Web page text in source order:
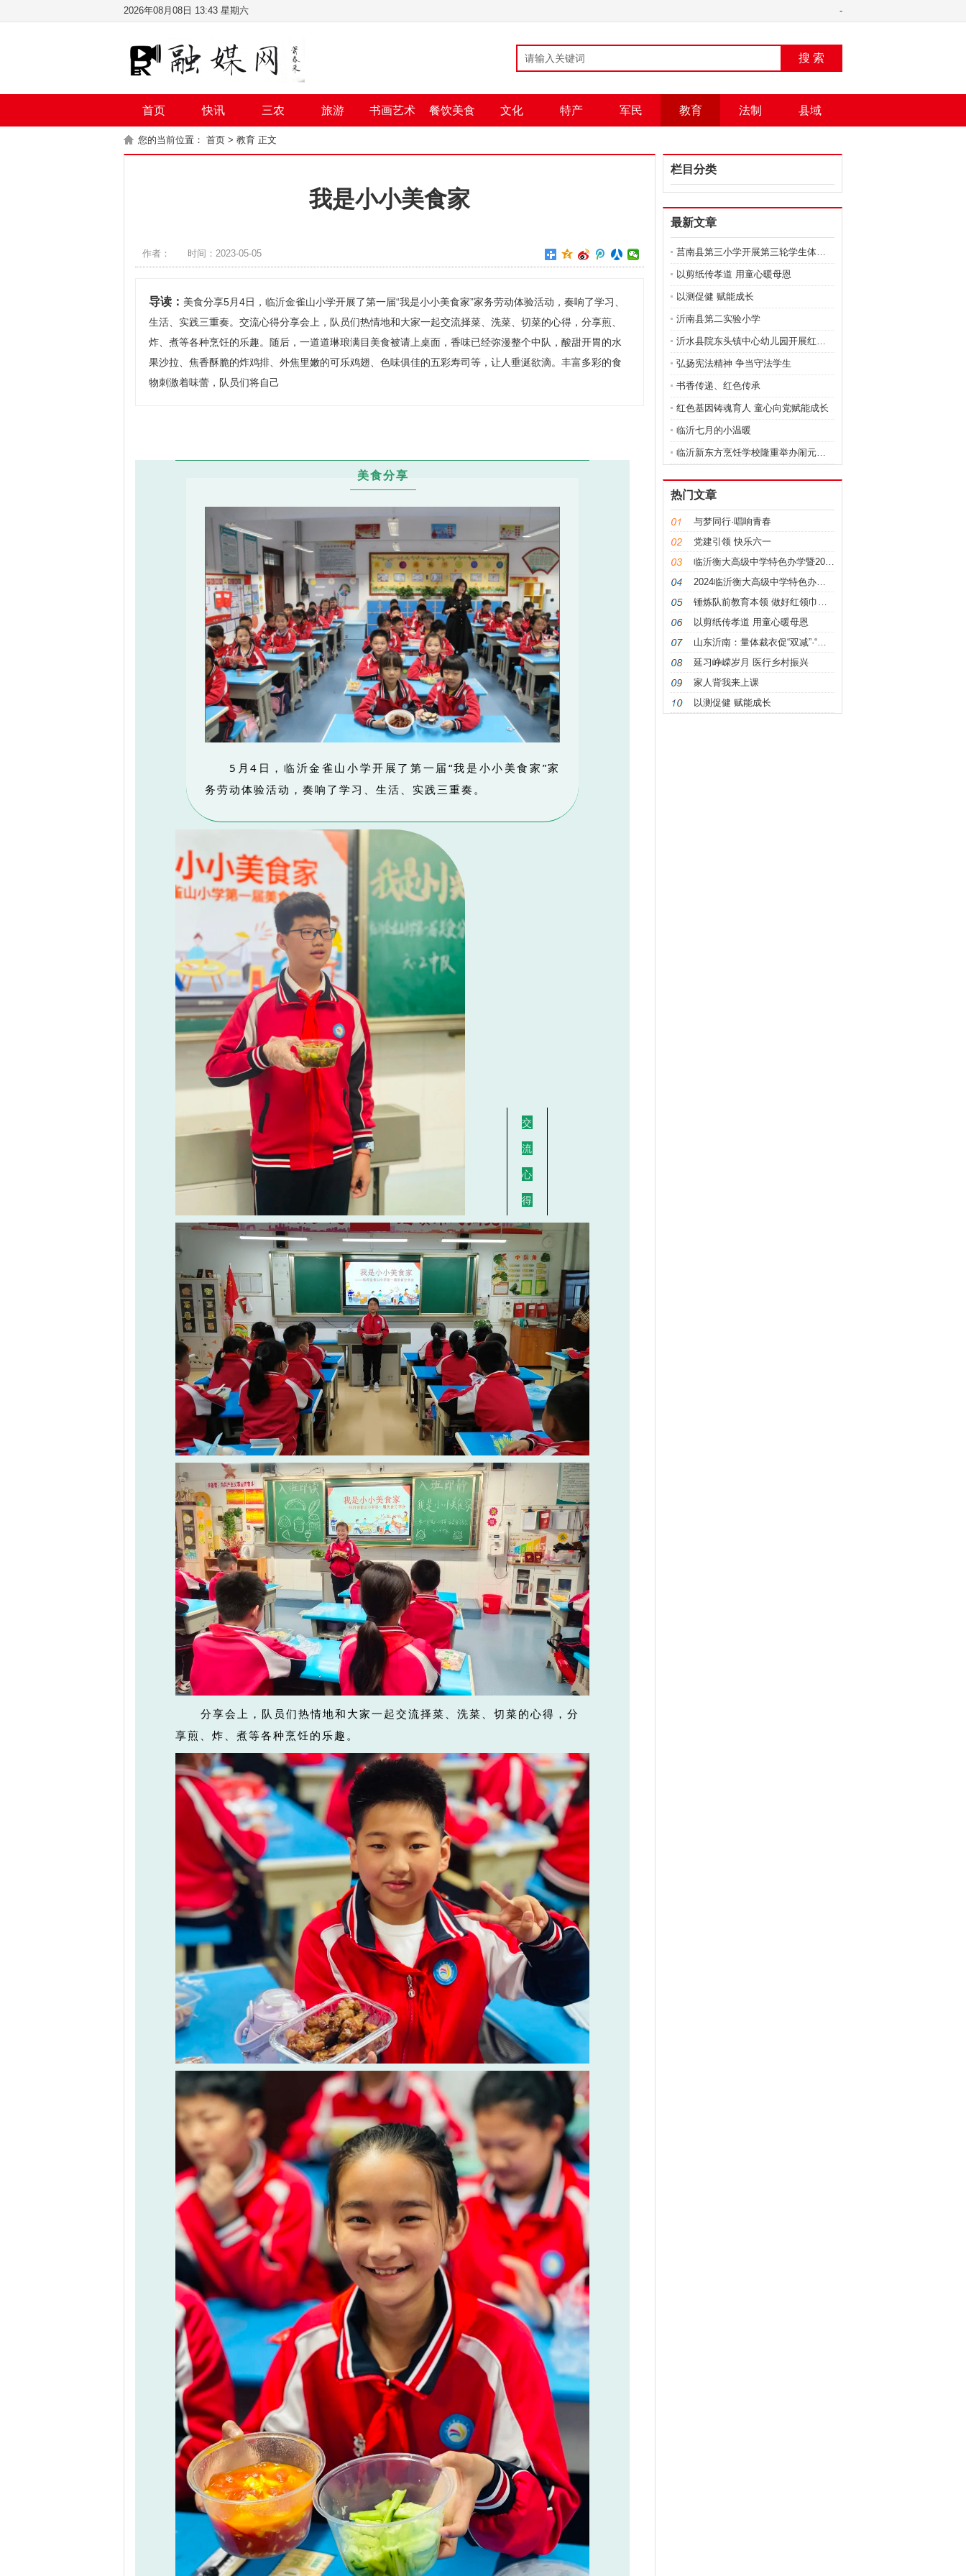
-
2026年08月08日 13:43 星期六
搜 索
首页 快讯 三农 旅游 书画艺术 餐饮美食 文化 特产 军民 教育 法制 县域
您的当前位置： 首页 > 教育 正文
我是小小美食家
作者： 时间：2023-05-05
导读： 美食分享5月4日，临沂金雀山小学开展了第一届“我是小小美食家”家务劳动体验活动，奏响了学习、
生活、实践三重奏。交流心得分享会上，队员们热情地和大家一起交流择菜、洗菜、切菜的心得，分享煎、
炸、煮等各种烹饪的乐趣。随后，一道道琳琅满目美食被请上桌面，香味已经弥漫整个中队，酸甜开胃的水
果沙拉、焦香酥脆的炸鸡排、外焦里嫩的可乐鸡翅、色味俱佳的五彩寿司等，让人垂涎欲滴。丰富多彩的食
物刺激着味蕾，队员们将自己
美食分享
5月4日，临沂金雀山小学开展了第一届“我是小小美食家”家
务劳动体验活动，奏响了学习、生活、实践三重奏。
交
流
心
得
分享会上，队员们热情地和大家一起交流择菜、洗菜、切菜的心得，分
享煎、炸、煮等各种烹饪的乐趣。
栏目分类
最新文章
莒南县第三小学开展第三轮学生体质健康抽测
以剪纸传孝道 用童心暖母恩
以测促健 赋能成长
沂南县第二实验小学 ​
沂水县院东头镇中心幼儿园开展红色绘本讲读活动
弘扬宪法精神 争当守法学生
书香传递、红色传承
红色基因铸魂育人 童心向党赋能成长
临沂七月的小温暖
临沂新东方烹饪学校隆重举办闹元宵美食品鉴会
热门文章
与梦同行·唱响青春
党建引领 快乐六一
临沂衡大高级中学特色办学暨2024秋季招生家长开放
2024临沂衡大高级中学特色办学暨学生家长开放日活
锤炼队前教育本领 做好红领巾的引路人
以剪纸传孝道 用童心暖母恩
山东沂南：量体裁衣促“双减”·“督导”并用增特色
延习峥嵘岁月 医行乡村振兴
家人背我来上课
以测促健 赋能成长